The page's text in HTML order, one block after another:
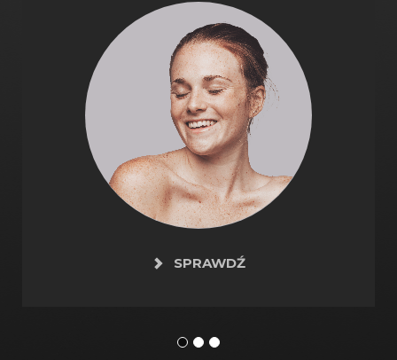
SPRAWDŹ